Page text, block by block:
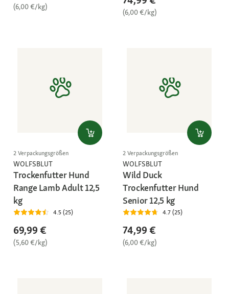
(6,00 €/kg)
(6,00 €/kg)
2 Verpackungsgrößen
WOLFSBLUT
Trockenfutter Hund
Range Lamb Adult 12,5
kg
4.5 (25)
69,99 €
(5,60 €/kg)
2 Verpackungsgrößen
WOLFSBLUT
Wild Duck
Trockenfutter Hund
Senior 12,5 kg
4.7 (25)
74,99 €
(6,00 €/kg)